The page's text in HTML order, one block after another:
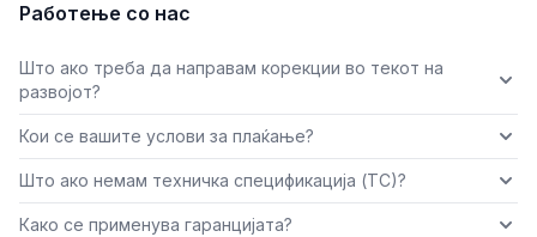
Работење со нас
Што ако треба да направам корекции во текот на
развојот?
Кои се вашите услови за плаќање?
Што ако немам техничка спецификација (ТС)?
Како се применува гаранцијата?